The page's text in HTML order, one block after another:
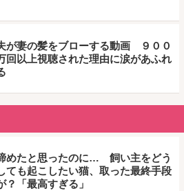
が妻の髪をブローする動画 ９００
回以上視聴された理由に涙があふれ
めたと思ったのに… 飼い主をどう
ても起こしたい猫、取った最終手段
？「最高すぎる」